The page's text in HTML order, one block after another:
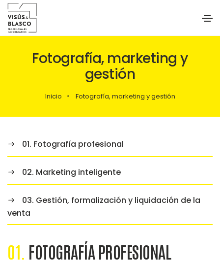
Fotografía, marketing y
gestión
Inicio Fotografía, marketing y gestión
01. Fotografía profesional
02. Marketing inteligente
03. Gestión, formalización y liquidación de la
venta
01. FOTOGRAFÍA PROFESIONAL